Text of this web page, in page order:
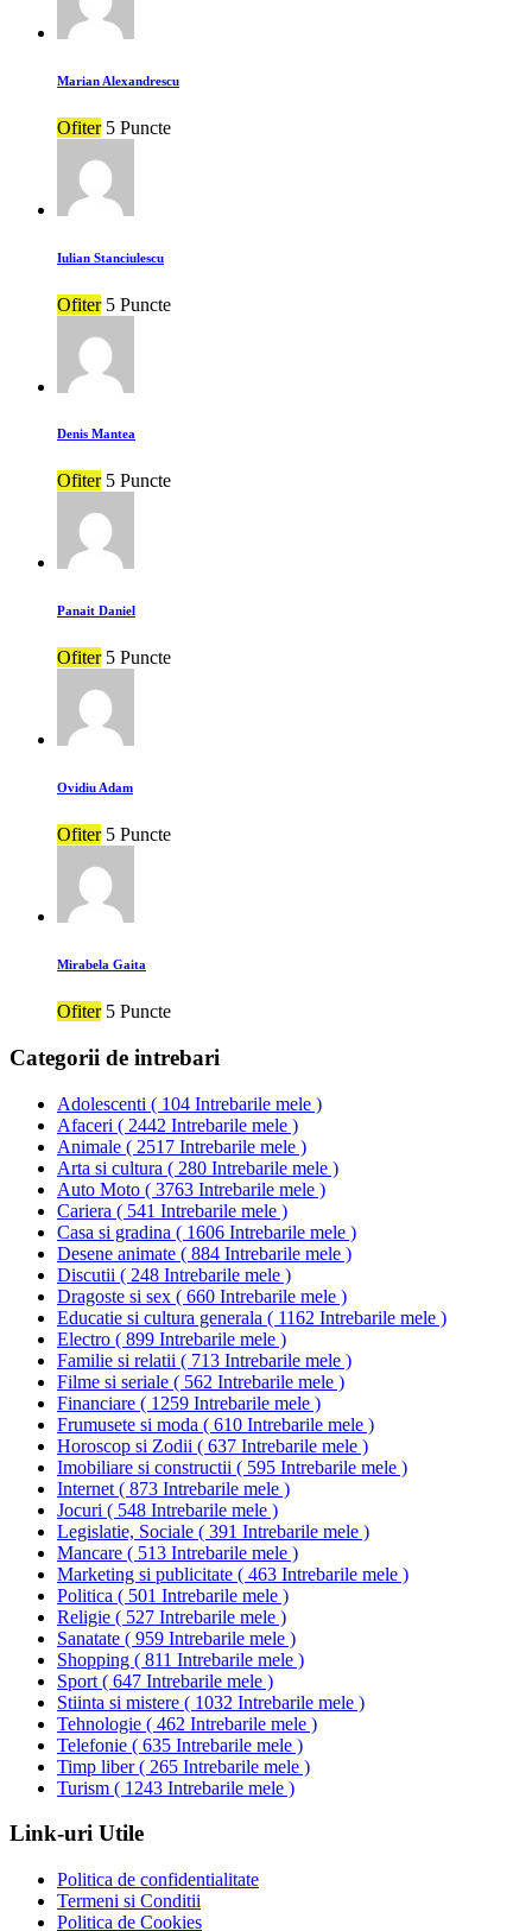
Marian Alexandrescu
Ofiter 5 Puncte
Iulian Stanciulescu
Ofiter 5 Puncte
Denis Mantea
Ofiter 5 Puncte
Panait Daniel
Ofiter 5 Puncte
Ovidiu Adam
Ofiter 5 Puncte
Mirabela Gaita
Ofiter 5 Puncte
Categorii de intrebari
Adolescenti ( 104 Intrebarile mele )
Afaceri ( 2442 Intrebarile mele )
Animale ( 2517 Intrebarile mele )
Arta si cultura ( 280 Intrebarile mele )
Auto Moto ( 3763 Intrebarile mele )
Cariera ( 541 Intrebarile mele )
Casa si gradina ( 1606 Intrebarile mele )
Desene animate ( 884 Intrebarile mele )
Discutii ( 248 Intrebarile mele )
Dragoste si sex ( 660 Intrebarile mele )
Educatie si cultura generala ( 1162 Intrebarile mele )
Electro ( 899 Intrebarile mele )
Familie si relatii ( 713 Intrebarile mele )
Filme si seriale ( 562 Intrebarile mele )
Financiare ( 1259 Intrebarile mele )
Frumusete si moda ( 610 Intrebarile mele )
Horoscop si Zodii ( 637 Intrebarile mele )
Imobiliare si constructii ( 595 Intrebarile mele )
Internet ( 873 Intrebarile mele )
Jocuri ( 548 Intrebarile mele )
Legislatie, Sociale ( 391 Intrebarile mele )
Mancare ( 513 Intrebarile mele )
Marketing si publicitate ( 463 Intrebarile mele )
Politica ( 501 Intrebarile mele )
Religie ( 527 Intrebarile mele )
Sanatate ( 959 Intrebarile mele )
Shopping ( 811 Intrebarile mele )
Sport ( 647 Intrebarile mele )
Stiinta si mistere ( 1032 Intrebarile mele )
Tehnologie ( 462 Intrebarile mele )
Telefonie ( 635 Intrebarile mele )
Timp liber( 265 Intrebarile mele )
Turism ( 1243 Intrebarile mele )
Link-uri Utile
Politica de confidentialitate
Termeni si Conditii
Politica de Cookies